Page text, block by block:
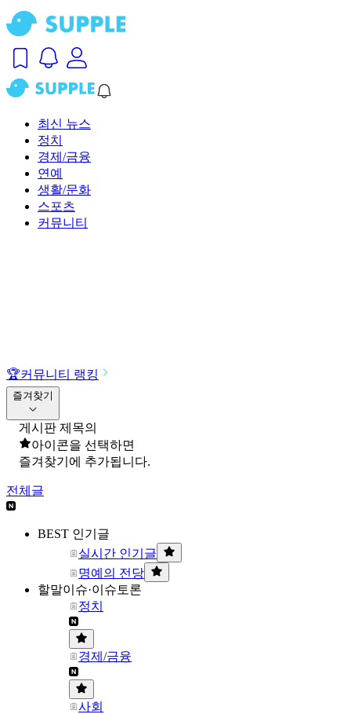
최신 뉴스
정치
경제/금융
연예
생활/문화
스포츠
커뮤니티
🏆커뮤니티 랭킹
즐겨찾기
게시판 제목의
아이콘을 선택하면
즐겨찾기에 추가됩니다.
전체글
BEST 인기글
실시간 인기글
명예의 전당
할말이슈·이슈토론
정치
경제/금융
사회